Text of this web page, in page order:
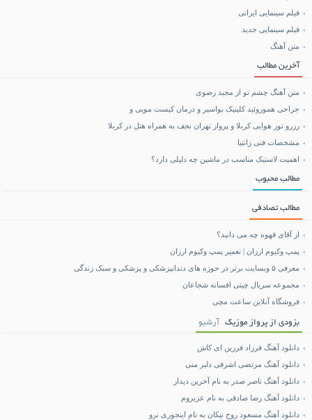
خرید بلیط هواپیما
بلیط هواپیما تهران مشهد
فیلم سینمایی ایرانی
فیلم سینمایی جدید
متن آهنگ
آخرین مطالب
متن آهنگ چشم تو از مجید رضوی
جراحی هموروئید کلینیک بواسیر و درمان کیست مویی و
رزرو تور هوایی کربلا و پرواز تهران نجف به همراه هتل در کربلا
مشخصات فنی زانتیا
اهمیت لاستیک مناسب در ماشین چه دلیلی دارد؟
مطالب محبوب
مطالب تصادفی
از آقای قهوه چه می دانید؟
پمپ وکیوم ارزان | تعمیر پمپ وکیوم ارزان
معرفی ۵ وبسایت برتر در حوزه های دندانپزشکی و پزشکی و سبک زندگی
مجموعه سریال چینی افسانه شجاعان
فروشگاه آنلاین ساعت مچی
بزودی از پرواز موزیک آرشیو
دانلود آهنگ فرزاد فرزین ای کاش
دانلود آهنگ مرتضی اشرفی دلبر منی
دانلود آهنگ ناصر صدر به نام آخرین دیدار
دانلود آهنگ رضا صادقی به نام عزیزوم
دانلود آهنگ مسعود روح نیکان به نام اینجوری نرو